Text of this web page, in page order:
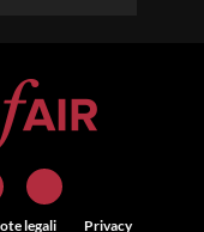
legali Privacy